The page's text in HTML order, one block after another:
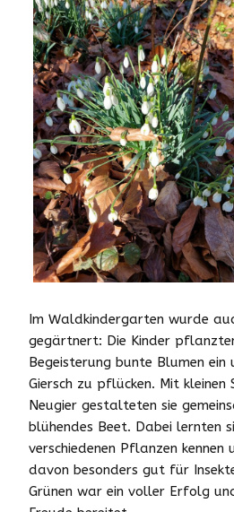
Im Waldkindergarten wurde
gegärtnert: Die Kinder
Begeisterung bunte Blumen
Giersch zu pflücken. Mit kleinen
Neugier gestalteten sie
blühendes Beet. Dabei lernten
verschiedenen Pflanzen kennen
davon besonders gut für
Grünen war ein voller Erfolg